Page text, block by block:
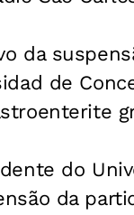
da
de
do
da